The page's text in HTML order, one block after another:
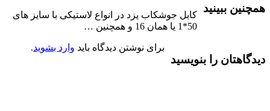
همچنین ببینید
کابل جوشکاب یزد در انواع لاستیکی با سایز های
50*1 یا همان 16 و همچنین …
دیدگاهتان را بنویسید
برای نوشتن دیدگاه باید وارد بشوید.